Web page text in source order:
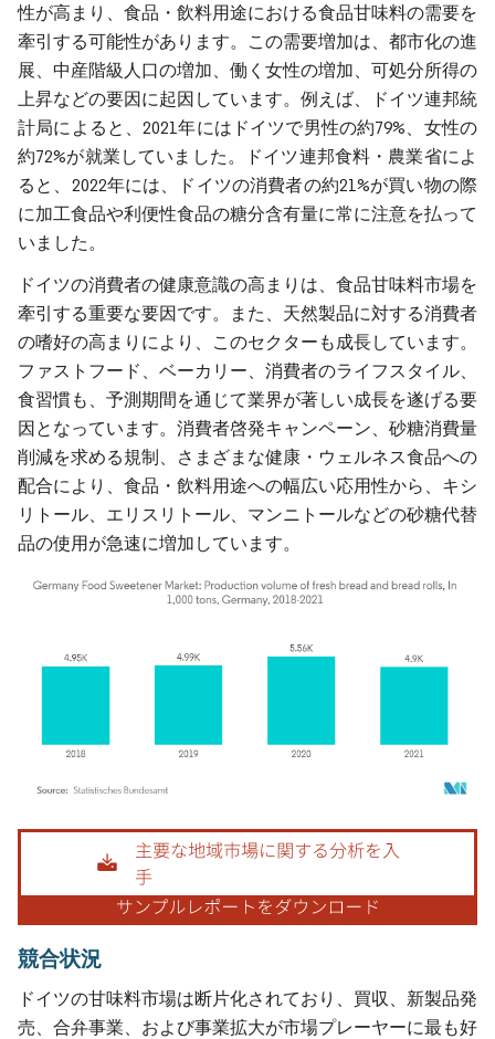
性が高まり、食品・飲料用途における食品甘味料の需要を
牽引する可能性があります。この需要増加は、都市化の進
展、中産階級人口の増加、働く女性の増加、可処分所得の
上昇などの要因に起因しています。例えば、ドイツ連邦統
計局によると、2021年にはドイツで男性の約79%、女性の
約72%が就業していました。ドイツ連邦食料・農業省によ
ると、2022年には、ドイツの消費者の約21%が買い物の際
に加工食品や利便性食品の糖分含有量に常に注意を払って
いました。
ドイツの消費者の健康意識の高まりは、食品甘味料市場を
牽引する重要な要因です。また、天然製品に対する消費者
の嗜好の高まりにより、このセクターも成長しています。
ファストフード、ベーカリー、消費者のライフスタイル、
食習慣も、予測期間を通じて業界が著しい成長を遂げる要
因となっています。消費者啓発キャンペーン、砂糖消費量
削減を求める規制、さまざまな健康・ウェルネス食品への
配合により、食品・飲料用途への幅広い応用性から、キシ
リトール、エリスリトール、マンニトールなどの砂糖代替
品の使用が急速に増加しています。
画像 © Mordor Intelligence。再利用にはCC BY 4.0の表示が必要です。
競合状況
ドイツの甘味料市場は断片化されており、買収、新製品発
売、合弁事業、および事業拡大が市場プレーヤーに最も好